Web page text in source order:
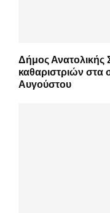
Δήμος Ανατολικής
καθαριστριών στα
Αυγούστου